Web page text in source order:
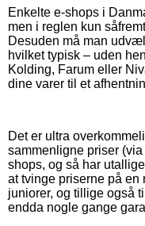
Enkelte e-shops i
men i reglen kun
Desuden må man
hvilket typisk – uden
Kolding, Farum eller
dine varer til et
Det er ultra
sammenligne priser
shops, og så har
at tvinge priserne på en
juniorer, og tillige også
endda nogle gange